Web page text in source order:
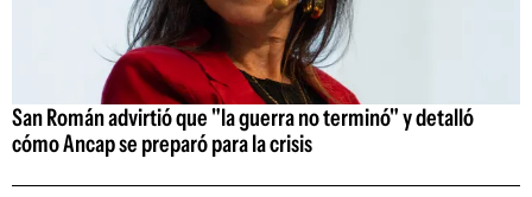
San Román advirtió que "la guerra no terminó" y detalló
cómo Ancap se preparó para la crisis